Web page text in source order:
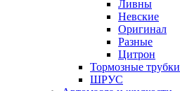
Ливны
Невские
Оригинал
Разные
Цитрон
Тормозные трубки
ШРУС